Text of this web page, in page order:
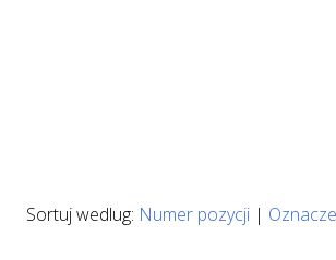
Sortuj wedlug: Numer pozycji |